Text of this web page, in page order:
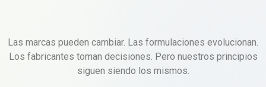
Las marcas pueden cambiar. Las formulaciones evolucionan.
Los fabricantes toman decisiones. Pero nuestros principios
siguen siendo los mismos.